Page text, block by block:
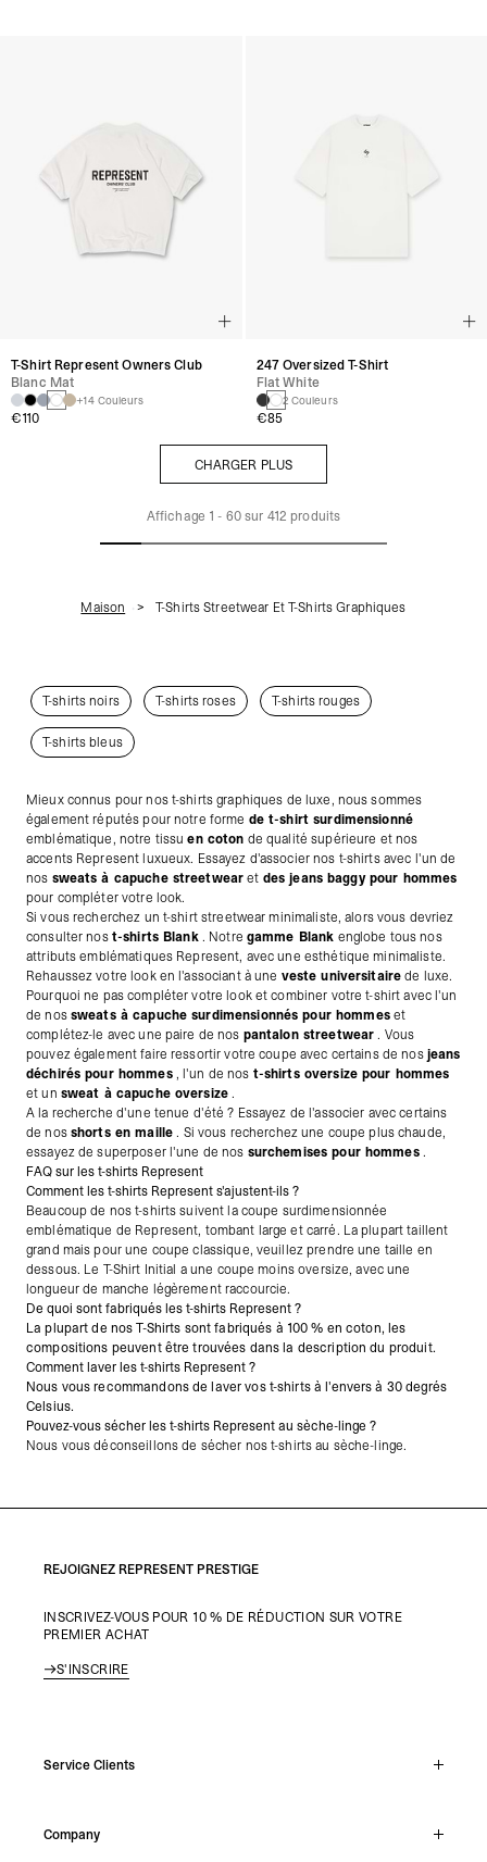
T-Shirt Represent Owners Club
Blanc Mat
+14 Couleurs
€110
247 Oversized T-Shirt
Flat White
2 Couleurs
€85
CHARGER PLUS
Affichage 1 - 60sur 412 produits
Maison T-Shirts Streetwear Et T-Shirts Graphiques
T-shirts noirs T-shirts roses T-shirts rouges
T-shirts bleus
Mieux connus pour nos t-shirts graphiques de luxe, nous sommes
également réputés pour notre forme de t-shirt surdimensionné
emblématique, notre tissuen coton de qualité supérieure et nos
accents Represent luxueux. Essayez d'associer nos t-shirts avec l'un de
nos sweats à capuche streetwearet des jeans baggy pour hommes
pour compléter votre look.
Si vous recherchez un t-shirt streetwear minimaliste, alors vous devriez
consulter nost-shirts Blank. Notre gamme Blank englobe tous nos
attributs emblématiques Represent, avec une esthétique minimaliste.
Rehaussez votre look en l'associant à une veste universitairede luxe.
Pourquoi ne pas compléter votre look et combiner votre t-shirt avec l'un
de nossweats à capuche surdimensionnés pour hommeset
complétez-le avec une paire de nos pantalon streetwear. Vous
pouvez également faireressortir votre coupe avec certains de nos jeans
déchirés pour hommes , l'un de nos t-shirts oversize pour hommes
et un sweat à capuche oversize.
A la recherche d'une tenue d'été ? Essayez de l'associer avec certains
de nosshorts en maille . Si vous recherchez une coupe plus chaude,
essayez de superposer l'une de nos surchemises pour hommes .
FAQ sur les t-shirts Represent
Comment les t-shirts Represent s'ajustent-ils ?
Beaucoup de nos t-shirts suivent la coupe surdimensionnée
emblématique de Represent, tombant large et carré. La plupart taillent
grand mais pour une coupe classique, veuillez prendre une taille en
dessous. Le T-Shirt Initial a une coupe moins oversize, avec une
longueur de manche légèrement raccourcie.
De quoi sont fabriqués les t-shirts Represent ?
La plupart de nos T-Shirts sont fabriqués à 100 % en coton, les
compositions peuvent être trouvées dans la description du produit.
Comment laver les t-shirts Represent ?
Nous vous recommandons de laver vos t-shirts à l'envers à 30 degrés
Celsius.
Pouvez-vous sécher les t-shirts Represent au sèche-linge ?
Nous vous déconseillons de sécher nos t-shirts au sèche-linge.
REJOIGNEZ REPRESENT PRESTIGE
INSCRIVEZ-VOUS POUR 10 % DE RÉDUCTION SUR VOTRE
PREMIER ACHAT
S'INSCRIRE
Service Clients
Support Hub
Company